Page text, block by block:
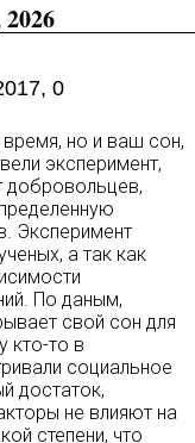
0
но и ваш сон,
эксперимент,
добровольцев,
Эксперимент
а так как
По даным,
свой сон для
кто-то в
социальное
достаток,
не влияют на
степени, что